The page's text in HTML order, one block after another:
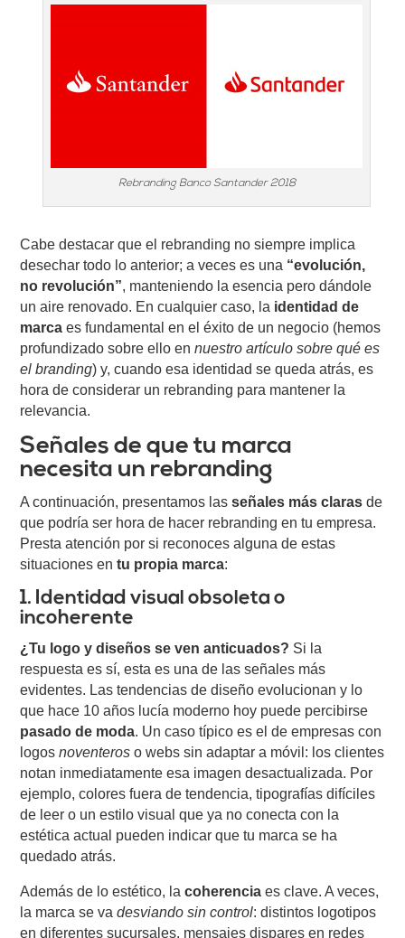
Rebranding Banco Santander 2018
Cabe destacar que el rebranding no siempre implica
desechar todo lo anterior; a veces es una “evolución,
no revolución”, manteniendo la esencia pero dándole
un aire renovado. En cualquier caso, la identidad de
marca es fundamental en el éxito de un negocio (hemos
profundizado sobre ello ennuestro artículo sobre qué es
el branding) y, cuando esa identidad se queda atrás, es
hora de considerar un rebranding para mantener la
relevancia.
Señales de que tu marca
necesita un rebranding
A continuación, presentamos lasseñales más claras de
que podría ser hora de hacer rebranding en tu empresa.
Presta atención por si reconoces alguna de estas
situaciones entu propia marca:
1. Identidad visual obsoleta o
incoherente
¿Tu logo y diseños se ven anticuados? Si la
respuesta es sí, esta es una de las señales más
evidentes. Las tendencias de diseño evolucionan y lo
que hace 10 años lucía moderno hoy puede percibirse
pasado de moda. Un caso típico es el de empresas con
logosnoventeros o webs sin adaptar a móvil: los clientes
notan inmediatamente esa imagen desactualizada. Por
ejemplo, colores fuera de tendencia, tipografías difíciles
de leer o un estilo visual que ya no conecta con la
estética actual pueden indicar que tu marca se ha
quedado atrás.
Además de lo estético, lacoherencia es clave. A veces,
la marca se vadesviando sin control: distintos logotipos
en diferentes sucursales, mensajes dispares en redes